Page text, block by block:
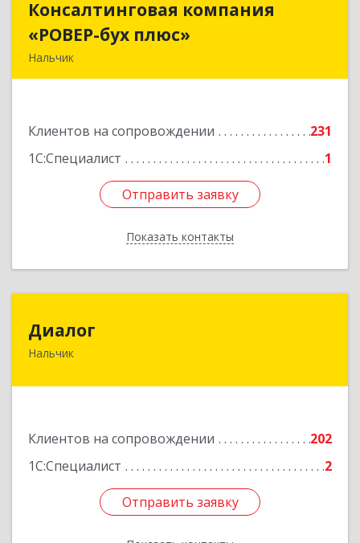
Консалтинговая компания
«РОВЕР-бух плюс»
Нальчик
Клиентов на сопровождении
231
1С:Специалист
1
Отправить заявку
Показать контакты
Консалтинговая компания
«РОВЕР-бух плюс»
Подробнее
Отправить заявку
Назад
Диалог
Нальчик
Клиентов на сопровождении
202
1С:Специалист
2
Отправить заявку
360016, Кабардино-Балкарская Респ, Нальчик г,
Отправить заявку